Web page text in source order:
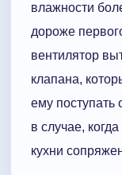
влажности
дороже
вентилятор
клапана,
ему поступать
в случае,
кухни